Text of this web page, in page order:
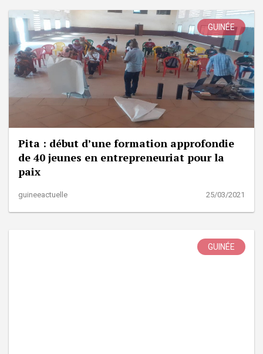
GUINÉE
Pita : début d’une formation approfondie
de 40 jeunes en entrepreneuriat pour la
paix
guineeactuelle 25/03/2021
GUINÉE